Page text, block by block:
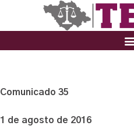
Comunicado 35
1 de agosto de 2016